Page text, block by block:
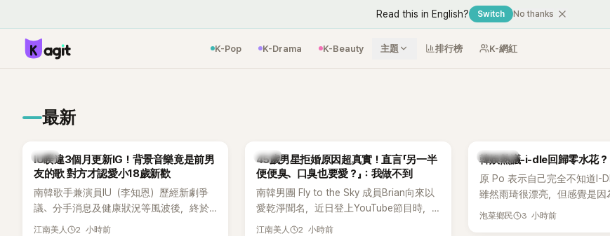
Read this in English? Switch No thanks
K-Pop K-Drama K-Beauty 主題 排行榜 K-網紅
最新
韓星
IU睽違3個月更新IG！背景音樂竟是前男
友的歌 對方才認愛小18歲新歡
南韓歌手兼演員IU（李知恩）歷經新劇爭
議、分手消息及健康狀況等風波後，終於
睽違3個月更新社群平台，一口氣曬出20
江南美人 2 小時前
韓星
45歲男星拒婚原因超真實！直言「另一半
便便臭、口臭也要愛？」：我做不到
南韓男團 Fly to the Sky 成員Brian向來以
愛乾淨聞名，近日登上YouTube節目時，
再度談到自己的婚姻觀，直言無法理解「連
江南美人 2 小時前
熱議討論
韓娛熱議-i-dle回歸零水花？
原 Po 表示自己完全不知道I-
雖然雨琦很漂亮，但感覺是因
SSERAFIM 和 aespa 佔據了市
泡菜鄉民 3 小時前